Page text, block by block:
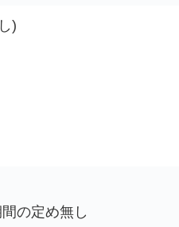
)
の定め無し